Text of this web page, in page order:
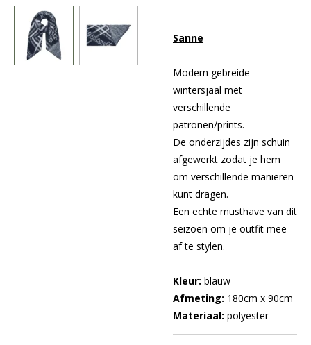
Sanne
Modern gebreide
wintersjaal met
verschillende
patronen/prints.
De onderzijdes zijn schuin
afgewerkt zodat je hem
om verschillende manieren
kunt dragen.
Een echte musthave van dit
seizoen om je outfit mee
af te stylen.
Kleur: blauw
Afmeting: 180cm x 90cm
Materiaal: polyester